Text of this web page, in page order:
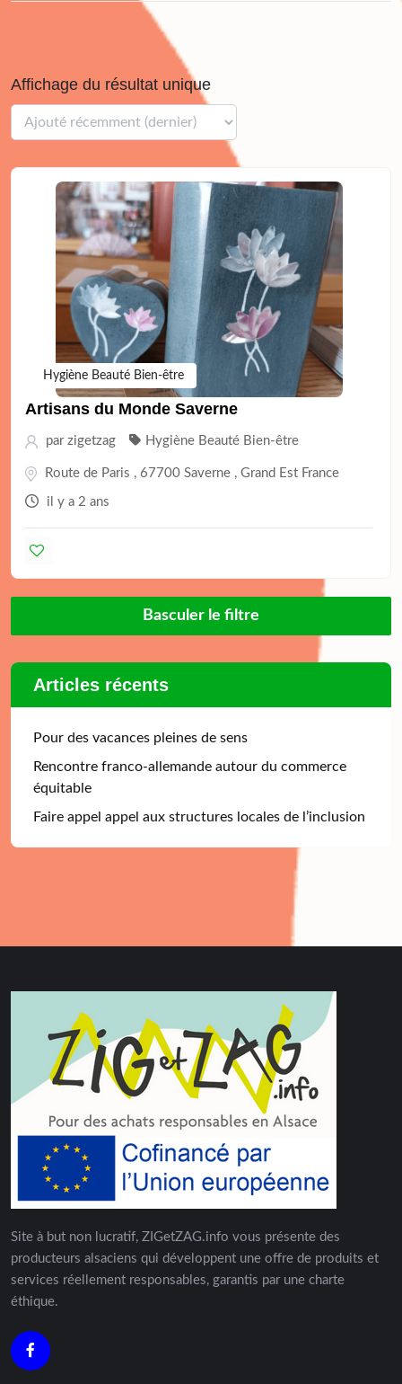
Affichage du résultat unique
Hygiène Beauté Bien-être
Artisans du Monde Saverne
par zigetzag Hygiène Beauté Bien-être
Route de Paris , 67700 Saverne , Grand Est France
il y a 2 ans
Basculer le filtre
Articles récents
Pour des vacances pleines de sens
Rencontre franco-allemande autour du commerce
équitable
Faire appel appel aux structures locales de l’inclusion
Site à but non lucratif, ZIGetZAG.info vous présente des
producteurs alsaciens qui développent une offre de produits et
services réellement responsables, garantis par une charte
éthique.